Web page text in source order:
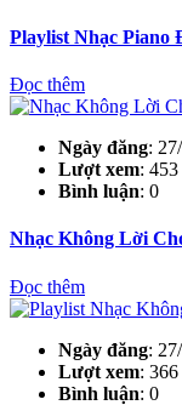
Playlist Nhạc Piano
Đọc thêm
Ngày đăng:
Lượt xem: 453
Bình luận: 0
Nhạc Không Lời
Đọc thêm
Ngày đăng:
Lượt xem: 366
Bình luận: 0